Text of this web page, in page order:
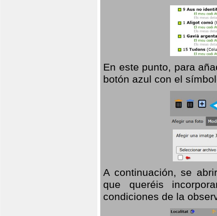
En este punto, para
botón azul con el
A continuación, se
que queréis
condiciones de la